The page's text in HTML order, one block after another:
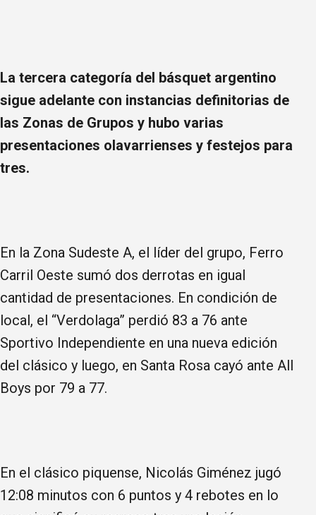
La tercera categoría del básquet argentino
sigue adelante con instancias definitorias de
las Zonas de Grupos y hubo varias
presentaciones olavarrienses y festejos para
tres.
En la Zona Sudeste A, el líder del grupo, Ferro
Carril Oeste sumó dos derrotas en igual
cantidad de presentaciones. En condición de
local, el “Verdolaga” perdió 83 a 76 ante
Sportivo Independiente en una nueva edición
del clásico y luego, en Santa Rosa cayó ante All
Boys por 79 a 77.
En el clásico piquense, Nicolás Giménez jugó
12:08 minutos con 6 puntos y 4 rebotes en lo